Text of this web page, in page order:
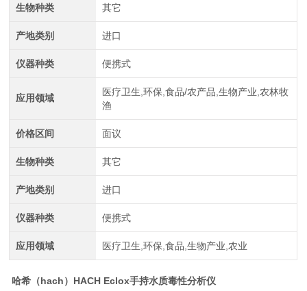
生物种类 其它
产地类别 进口
仪器种类 便携式
应用领域
医疗卫生,环保,食品/农产品,生物产业,农林牧
渔
价格区间 面议
生物种类 其它
产地类别 进口
仪器种类 便携式
应用领域 医疗卫生,环保,食品,生物产业,农业
哈希（hach）HACH Eclox手持水质毒性分析仪